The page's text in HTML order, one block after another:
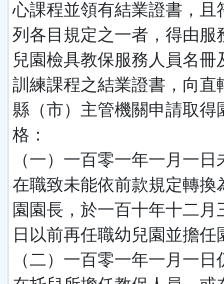
心課程並領有結業證書，且
列各目規定之一者，得由服
兒園檢具教保服務人員名冊
訓練課程之結業證書，向直
縣（市）主管機關申請取得
格：
（一）一百零一年一月一日
在職致未能依前款規定轉換
園園長，於一百十年十二月
日以前再任職幼兒園並擔任
（二）一百零一年一月一日